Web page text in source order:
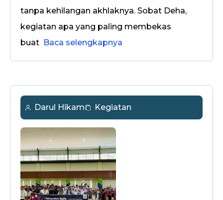
tanpa kehilangan akhlaknya. Sobat Deha,
kegiatan apa yang paling membekas
buat Baca selengkapnya
Darul Hikam Kegiatan